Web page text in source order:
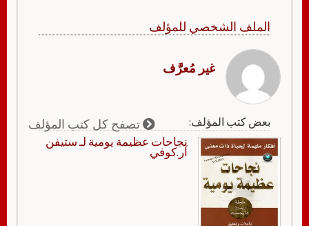
الملف الشخصي للمؤلف
غير مُعرَّف
بعض كتب المؤلف: تصفح كل كتب المؤلف
نجاحات عظيمة يومية لـ ستيفن
آر.كوفي